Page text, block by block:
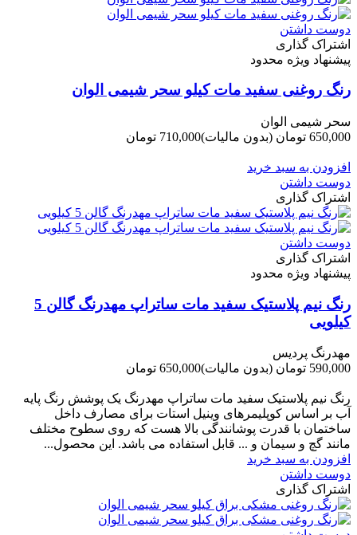
دوست داشتن
اشتراک گذاری
پیشنهاد ویژه محدود
رنگ روغنی سفید مات کیلو سحر شیمی الوان
سحر شیمی الوان
650,000 تومان
(بدون مالیات)710,000 تومان
افزودن به سبد خرید
دوست داشتن
اشتراک گذاری
دوست داشتن
اشتراک گذاری
پیشنهاد ویژه محدود
رنگ نیم پلاستیک سفید مات ساتراپ مهدرنگ گالن 5
کیلویی
مهدرنگ پردیس
590,000 تومان
(بدون مالیات)650,000 تومان
رنگ نیم پلاستیک سفید مات ساتراپ مهدرنگ یک پوشش رنگ پایه
آب بر اساس کوپلیمرهای وینیل استات برای مصارف داخل
ساختمان با قدرت پوشانندگی بالا هست که روی سطوح مختلف
مانند گچ و سیمان و ... قابل استفاده می باشد. این محصول...
افزودن به سبد خرید
دوست داشتن
اشتراک گذاری